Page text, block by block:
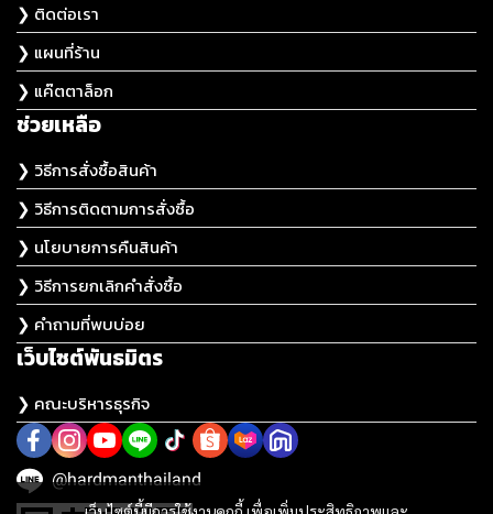
❯ ติดต่อเรา
❯ แผนที่ร้าน
❯ แค๊ตตาล็อก
ช่วยเหลือ
❯ วิธีการสั่งซื้อสินค้า
❯ วิธีการติดตามการสั่งซื้อ
❯ นโยบายการคืนสินค้า
❯ วิธีการยกเลิกคำสั่งซื้อ
❯ คำถามที่พบบ่อย
เว็บไซต์พันธมิตร
❯ คณะบริหารธุรกิจ
@hardmanthailand